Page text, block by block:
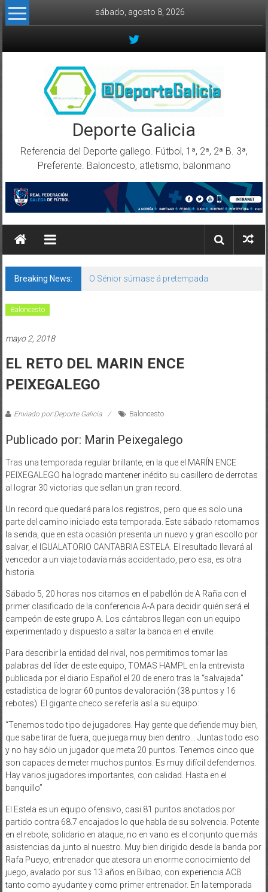
Skip to content
sábado, agosto 8, 2026
Deporte Galicia
Referencia del Deporte gallego. Fútbol, 1ª, 2ª, 2ª B. 3ª,
Preferente. Baloncesto, atletismo, balonmano
Breaking News: O Sénior súmase á pretempada
Baloncesto
mayo 2, 2018
EL RETO DEL MARIN ENCE
PEIXEGALEGO
Enviado por:Deporte Galicia Baloncesto
Publicado por: Marin Peixegalego
Tras una temporada regular brillante, en la que el MARÍN ENCE
PEIXEGALEGO ha logrado mantener inédito su casillero de derrotas
al lograr 30 victorias que sellan un gran record.
Un record que quedará para los registros, pero que es solo una
parte del camino iniciado esta temporada. Este sábado retomamos
la senda, que en esta ocasión presenta un nuevo y gran escollo por
salvar, el IGUALATORIO CANTABRIA ESTELA. El resultado llevará al
vencedor a un viaje todavía más accidentado, pero esa, es otra
historia.
Sábado 5, 20 horas nos citamos en el pabellón de A Raña con el
primer clasificado de la conferencia A-A para decidir quién será el
campeón de este grupo A. Los cántabros llegan con un equipo
experimentado y dispuesto a saltar la banca en el envite.
Para describir la entidad del rival, nos permitimos tomar las
palabras del líder de este equipo, TOMAS HAMPL en la entrevista
publicada por el diario Español el 20 de enero tras la “salvajada”
estadística de lograr 60 puntos de valoración (38 puntos y 16
rebotes). El gigante checo se refería así a su equipo:
“Tenemos todo tipo de jugadores. Hay gente que defiende muy bien,
que sabe tirar de fuera, que juega muy bien dentro… Juntas todo eso
y no hay sólo un jugador que meta 20 puntos. Tenemos cinco que
son capaces de meter muchos puntos. Es muy difícil defendernos.
Hay varios jugadores importantes, con calidad. Hasta en el
banquillo”
El Estela es un equipo ofensivo, casi 81 puntos anotados por
partido contra 68.7 encajados lo que habla de su solvencia. Potente
en el rebote, solidario en ataque, no en vano es el conjunto que más
asistencias da junto al nuestro. Muy bien dirigido desde la banda por
Rafa Pueyo, entrenador que atesora un enorme conocimiento del
juego, avalado por sus 13 años en Bilbao, con experiencia ACB
tanto como ayudante y como primer entrenador. En la temporada